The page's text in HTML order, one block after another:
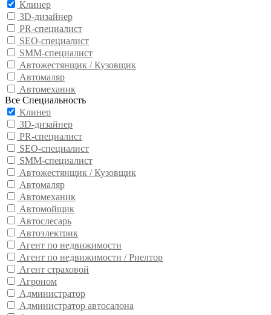
Клинер
3D-дизайнер
PR-специалист
SEO-специалист
SMM-специалист
Автожестянщик / Кузовщик
Автомаляр
Автомеханик
Все Специальность
Клинер
3D-дизайнер
PR-специалист
SEO-специалист
SMM-специалист
Автожестянщик / Кузовщик
Автомаляр
Автомеханик
Автомойщик
Автослесарь
Автоэлектрик
Агент по недвижимости
Агент по недвижимости / Риелтор
Агент страховой
Агроном
Администратор
Администратор автосалона